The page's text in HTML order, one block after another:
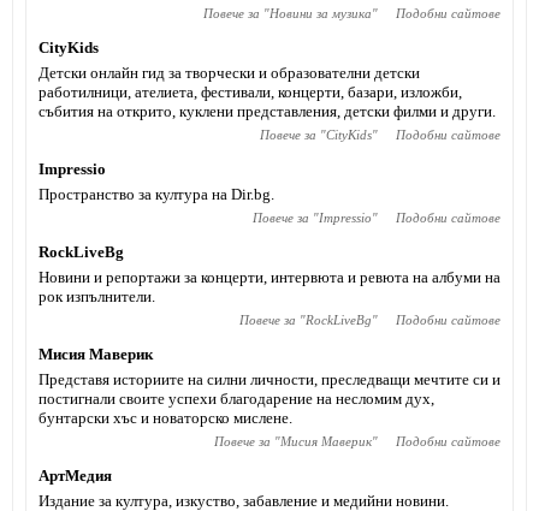
Повече за "Новини за музика" Подобни сайтове
CityKids
Детски онлайн гид за творчески и образователни детски
работилници, ателиета, фестивали, концерти, базари, изложби,
събития на открито, куклени представления, детски филми и други.
Повече за "CityKids" Подобни сайтове
Impressio
Пространство за култура на Dir.bg.
Повече за "Impressio" Подобни сайтове
RockLiveBg
Новини и репортажи за концерти, интервюта и ревюта на албуми на
рок изпълнители.
Повече за "RockLiveBg" Подобни сайтове
Мисия Маверик
Представя историите на силни личности, преследващи мечтите си и
постигнали своите успехи благодарение на несломим дух,
бунтарски хъс и новаторско мислене.
Повече за "Мисия Маверик" Подобни сайтове
АртМедия
Издание за култура, изкуство, забавление и медийни новини.